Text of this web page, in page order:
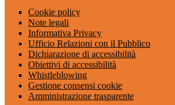
Cookie policy
Note legali
Informativa Privacy
Ufficio Relazioni con il Pubblico
Dichiarazione di accessibilità
Obiettivi di accessibilità
Whistleblowing
Gestione consensi cookie
Amministrazione trasparente